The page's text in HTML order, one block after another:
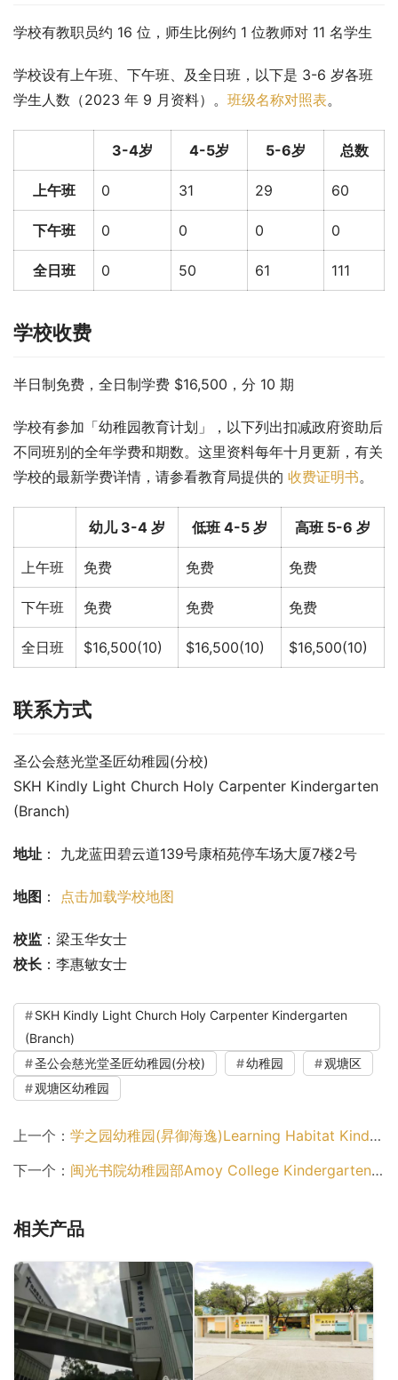
学校有教职员约 16 位，师生比例约 1 位教师对 11 名学生
学校设有上午班、下午班、及全日班，以下是 3-6 岁各班
学生人数（2023 年 9 月资料）。 班级名称对照表。
3-4岁 4-5岁 5-6岁 总数
上午班 0 31 29 60
下午班 0 0 0 0
全日班 0 50 61 111
学校收费
半日制免费，全日制学费 $16,500，分 10 期
学校有参加「幼稚园教育计划」，以下列出扣减政府资助后
不同班别的全年学费和期数。这里资料每年十月更新，有关
学校的最新学费详情，请参看教育局提供的 收费证明书。
幼儿 3-4 岁 低班 4-5 岁 高班 5-6 岁
上午班 免费 免费 免费
下午班 免费 免费 免费
全日班 $16,500(10) $16,500(10) $16,500(10)
联系方式
圣公会慈光堂圣匠幼稚园(分校)
SKH Kindly Light Church Holy Carpenter Kindergarten
(Branch)
地址 ： 九龙蓝田碧云道139号康栢苑停车场大厦7楼2号
地图 ： 点击加载学校地图
校监 ：梁玉华女士
校长 ：李惠敏女士
SKH Kindly Light Church Holy Carpenter Kindergarten
(Branch)
圣公会慈光堂圣匠幼稚园(分校)
幼稚园
观塘区
观塘区幼稚园
上一个： 学之园幼稚园(昇御海逸)Learning Habitat Kindergarten (Chatham LV)（九龙城区幼稚园）
下一个： 闽光书院幼稚园部Amoy College Kindergarten（九龙城区幼稚园）
相关产品